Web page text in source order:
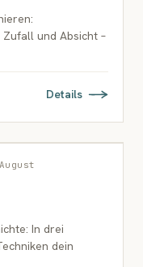
und Absicht –
Details
In drei
dein